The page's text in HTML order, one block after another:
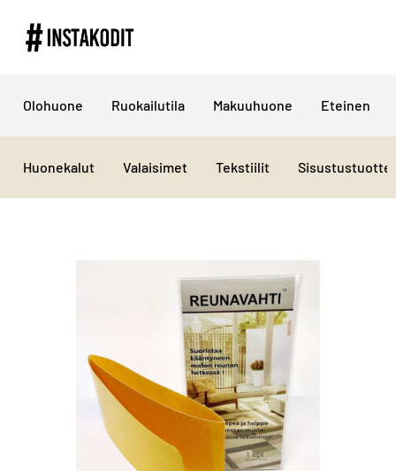
Olohuone Ruokailutila Makuuhuone Eteinen
Huonekalut Valaisimet Tekstiilit